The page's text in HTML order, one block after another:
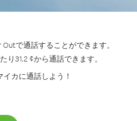
で通話することができます。
31.2 ¢から通話できます。
カに通話しよう！